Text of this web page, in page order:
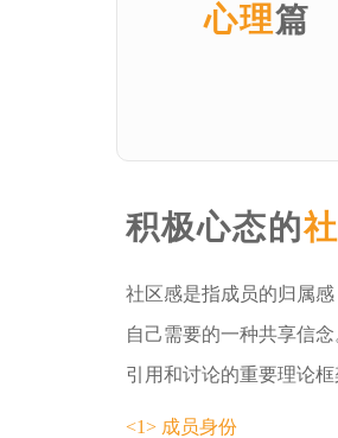
心理篇
积极心态的
社区感是指成员的归属
自己需要的一种共享信
引用和讨论的重要理论框
<1> 成员身份